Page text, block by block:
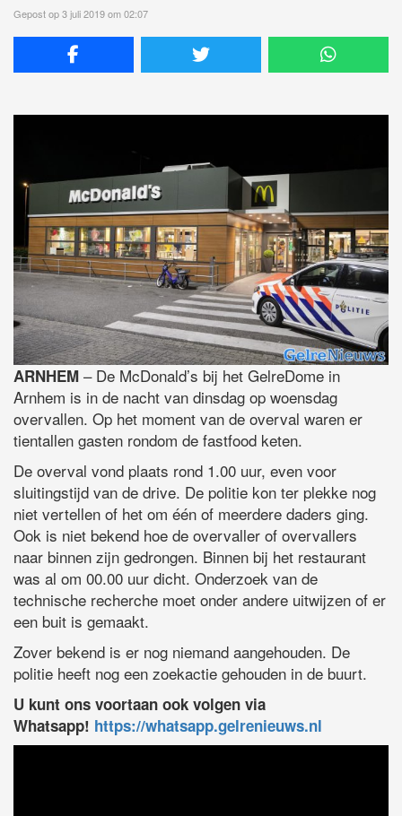
Gepost op 3 juli 2019 om 02:07
ARNHEM – De McDonald’s bij het GelreDome in
Arnhem is in de nacht van dinsdag op woensdag
overvallen. Op het moment van de overval waren er
tientallen gasten rondom de fastfood keten.
De overval vond plaats rond 1.00 uur, even voor
sluitingstijd van de drive. De politie kon ter plekke nog
niet vertellen of het om één of meerdere daders ging.
Ook is niet bekend hoe de overvaller of overvallers
naar binnen zijn gedrongen. Binnen bij het restaurant
was al om 00.00 uur dicht. Onderzoek van de
technische recherche moet onder andere uitwijzen of er
een buit is gemaakt.
Zover bekend is er nog niemand aangehouden. De
politie heeft nog een zoekactie gehouden in de buurt.
U kunt ons voortaan ook volgen via
Whatsapp! https://whatsapp.gelrenieuws.nl